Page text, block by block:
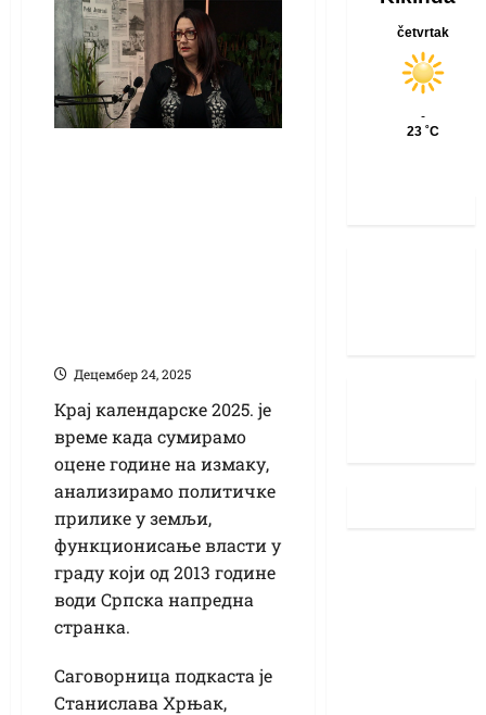
Децембер 24, 2025
Крај календарске 2025. је
време када сумирамо
оцене године на измаку,
анализирамо политичке
прилике у земљи,
функционисање власти у
граду који од 2013 године
води Српска напредна
странка.
Саговорница подкаста је
Станислава Хрњак,